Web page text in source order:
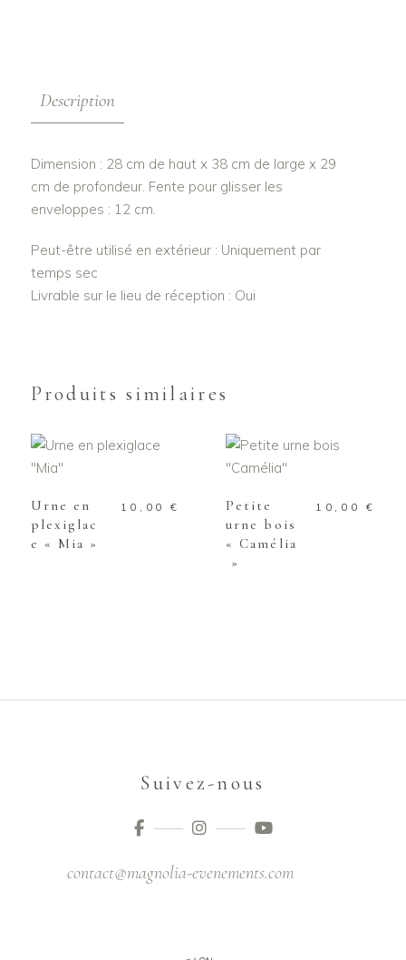
Description
Dimension : 28 cm de haut x 38 cm de large x 29
cm de profondeur. Fente pour glisser les
enveloppes : 12 cm.
Peut-être utilisé en extérieur : Uniquement par
temps sec
Livrable sur le lieu de réception : Oui
Produits similaires
AJOUTER AU
Urne en
plexiglac
e « Mia »
10,00€
AJOUTER AU
PANIER
Petite
urne bois
« Camélia
»
10,00 €
Suivez-nous
contact@magnolia-evenements.com